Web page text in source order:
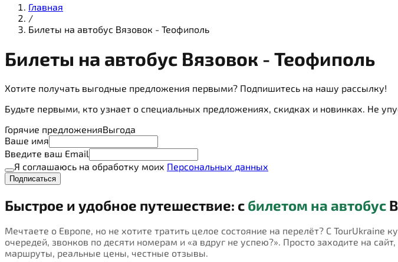
Главная
/
Билеты на автобус Вязовок - Теофиполь
Билеты на автобус Вязовок - Теофиполь
Хотите получать выгодные предложения первыми? Подпишитесь на нашу рассылку!
Будьте первыми, кто узнает о специальных предложениях, скидках и новинках. Не
Горячие предложенияВыгода
Ваше имя
Введите ваш Email
Я соглашаюсь на обработку моих Персональных данных
Подписаться
Быстрое и удобное путешествие: с билетом на автобус
Мечтаете о Европе, но не хотите тратить целое состояние на перелёт? С
очередей, звонков по десяти номерам и «а вдруг не успею?». Просто заходите на
маршруты, реальные цены, честные отзывы.